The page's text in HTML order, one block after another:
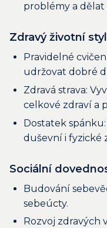
problémy a
Zdravý životní
Pravidelné
udržovat dobré
Zdravá strava:
celkové zdraví a
Dostatek
duševní i fyzické
Sociální
Budování
sebeúcty.
Rozvoj zdravých